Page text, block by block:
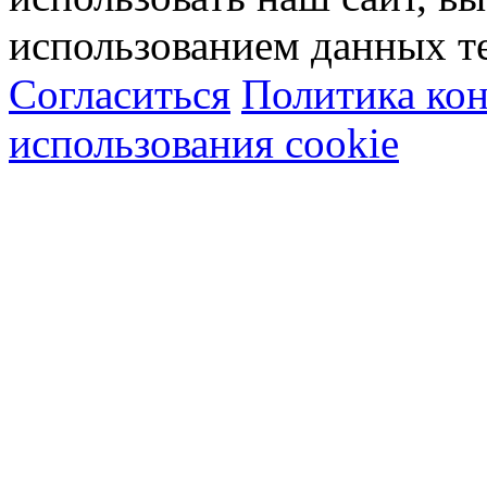
использованием данных
Согласиться Политика
использования cookie